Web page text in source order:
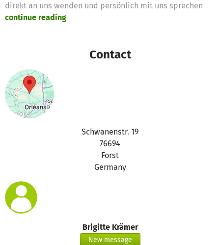
direkt an uns wenden und persönlich mit uns sprechen
continue reading
Contact
Schwanenstr. 19
76694
Forst
Germany
Brigitte Krämer
New message